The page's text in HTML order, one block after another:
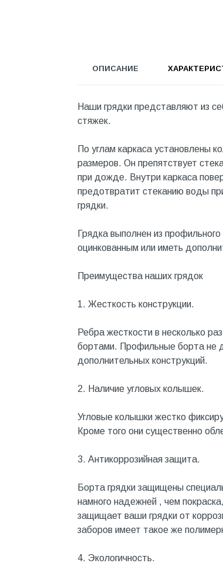
Канализация
Керамика и керамогранит
Клеи, герметики, пены
Клей монтажный
Коллекторы и шкафы
Косметика и уход
Крепёж
Крепеж и герметики
Крепеж, фурнитура
Лак и растворитель
Лакокрасочные материалы
Лепнина для покраски со
Малярно-штукатурные
инструменты
Межкомнатные двери
Металлопрокат и
ОПИСАНИЕ
Наши грядки представляют из
стяжек.
По углам каркаса установлены
размеров. Он препятствует
при дожде. Внутри каркаса
предотвратит стеканию воды
грядки.
Грядка выполнен из
оцинкованным или иметь
Преимущества наших грядок
1. Жесткость конструкции.
Ребра жесткости в несколько
бортами. Профильные борта не
дополнительных конструкций.
2. Наличие угловых колышек.
Угловые колышки жестко
Кроме того они существенно
3. Антикоррозийная защита.
Борта грядки защищены
намного надежней , чем
защищает ваши грядки от
заборов имеет такое же
4. Экологичность.